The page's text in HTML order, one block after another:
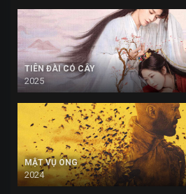
TIÊN ĐÀI CÓ CÂY
2025
MẬT VỤ ONG
2024